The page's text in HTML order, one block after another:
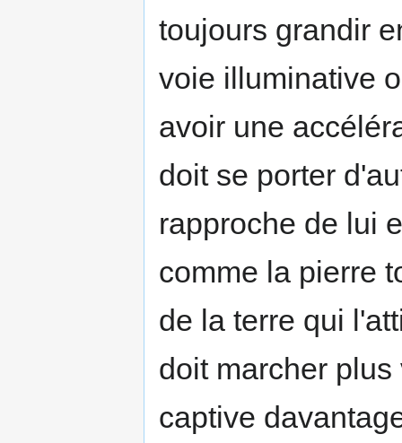
tou­jours grandir
voie illuminative
avoir une
doit se porter
rapproche de lui
comme la pierre
de la terre qui
doit marcher
captive